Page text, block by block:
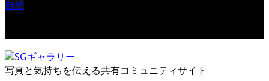
自然
写真と気持ちを伝える共有コミュニティサイト